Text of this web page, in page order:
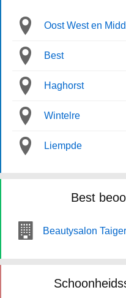
Oost West en
Best
Haghorst
Wintelre
Liempde
Best
Beautysalon Taiger